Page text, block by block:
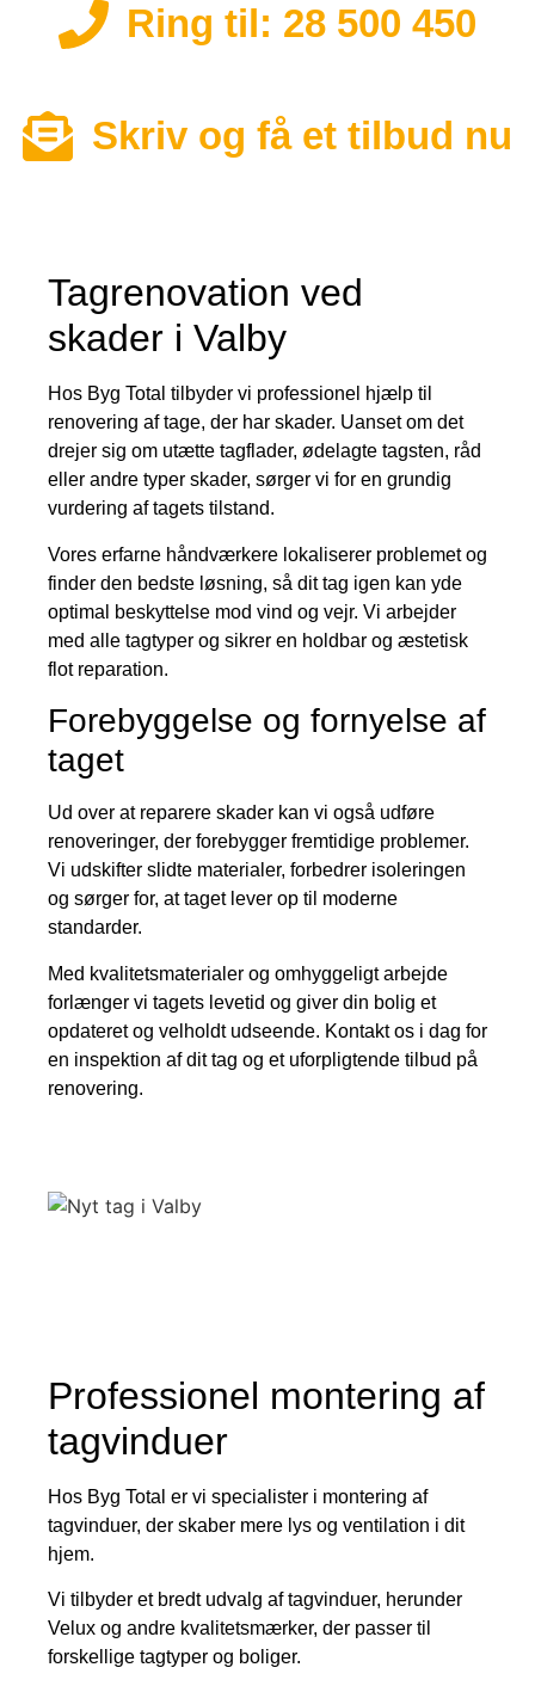
Ring til: 28 500 450
Skriv og få et tilbud nu
Tagrenovation ved
skader i Valby
Hos Byg Total tilbyder vi professionel hjælp til
renovering af tage, der har skader. Uanset om det
drejer sig om utætte tagflader, ødelagte tagsten, råd
eller andre typer skader, sørger vi for en grundig
vurdering af tagets tilstand.
Vores erfarne håndværkere lokaliserer problemet og
finder den bedste løsning, så dit tag igen kan yde
optimal beskyttelse mod vind og vejr. Vi arbejder
med alle tagtyper og sikrer en holdbar og æstetisk
flot reparation.
Forebyggelse og fornyelse af
taget
Ud over at reparere skader kan vi også udføre
renoveringer, der forebygger fremtidige problemer.
Vi udskifter slidte materialer, forbedrer isoleringen
og sørger for, at taget lever op til moderne
standarder.
Med kvalitetsmaterialer og omhyggeligt arbejde
forlænger vi tagets levetid og giver din bolig et
opdateret og velholdt udseende. Kontakt os i dag for
en inspektion af dit tag og et uforpligtende tilbud på
renovering.
Professionel montering af
tagvinduer
Hos Byg Total er vi specialister i montering af
tagvinduer, der skaber mere lys og ventilation i dit
hjem.
Vi tilbyder et bredt udvalg af tagvinduer, herunder
Velux og andre kvalitetsmærker, der passer til
forskellige tagtyper og boliger.